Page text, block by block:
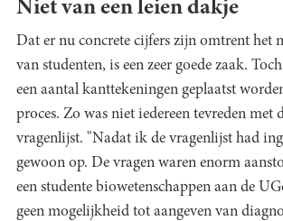
Niet van een leien dakje
Dat er nu concrete cijfers zijn omtrent het
van studenten, is een zeer goede zaak.
een aantal kanttekeningen geplaatst
proces. Zo was niet iedereen tevreden met
vragenlijst. "Nadat ik de vragenlijst had
gewoon op. De vragen waren enorm
een studente biowetenschappen aan de
geen mogelijkheid tot aangeven van